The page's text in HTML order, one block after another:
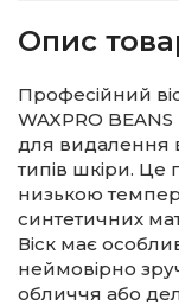
Опис
Професійний
WAXPRO
для видалення
типів шкіри. Це
низькою
синтетичних
Віск має
неймовірно
обличчя або